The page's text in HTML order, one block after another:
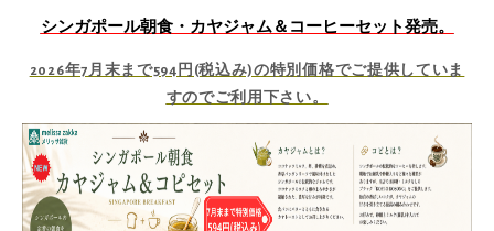
シンガポール朝食・カヤジャム＆コーヒーセット発売。
2026年7月末まで594円(税込み)の特別価格でご提供していま
すのでご利用下さい。